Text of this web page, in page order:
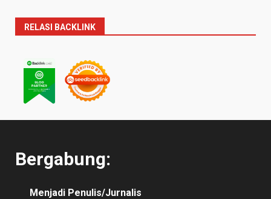
RELASI BACKLINK
Bergabung:
Menjadi Penulis/Jurnalis